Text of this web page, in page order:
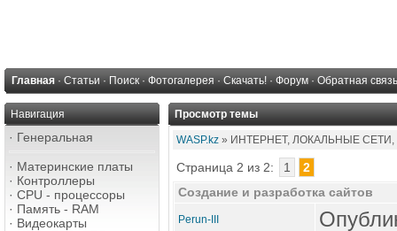
Главная · Статьи · Поиск · Фотогалерея · Скачать! · Форум · Обратная связь
Навигация
· Генеральная
· Материнские платы
· Контроллеры
· CPU - процессоры
· Память - RAM
· Видеокарты
Просмотр темы
WASP.kz » ИНТЕРНЕТ, ЛОКАЛЬНЫЕ
Страница 2 из 2: 1
2
Создание и разработка сайтов
Perun-III